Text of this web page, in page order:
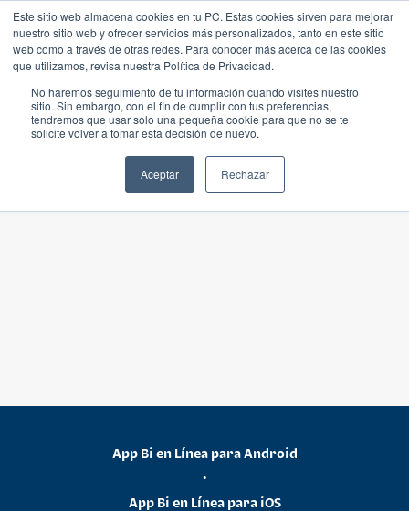
Este sitio web almacena cookies en tu PC. Estas cookies sirven para mejorar
nuestro sitio web y ofrecer servicios más personalizados, tanto en este sitio
web como a través de otras redes. Para conocer más acerca de las cookies
que utilizamos, revisa nuestra Política de Privacidad.
No haremos seguimiento de tu información cuando visites nuestro
sitio. Sin embargo, con el fin de cumplir con tus preferencias,
tendremos que usar solo una pequeña cookie para que no se te
solicite volver a tomar esta decisión de nuevo.
Aceptar Rechazar
App Bi en Línea para Android
•
App Bi en Línea para iOS